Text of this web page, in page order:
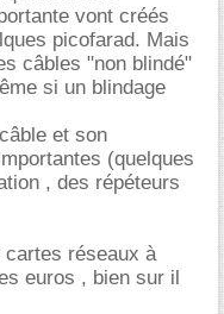
vont créés
picofarad. Mais
câbles "non blindé"
si un blindage
et son
(quelques
, des répéteurs
réseaux à
euros , bien sur il